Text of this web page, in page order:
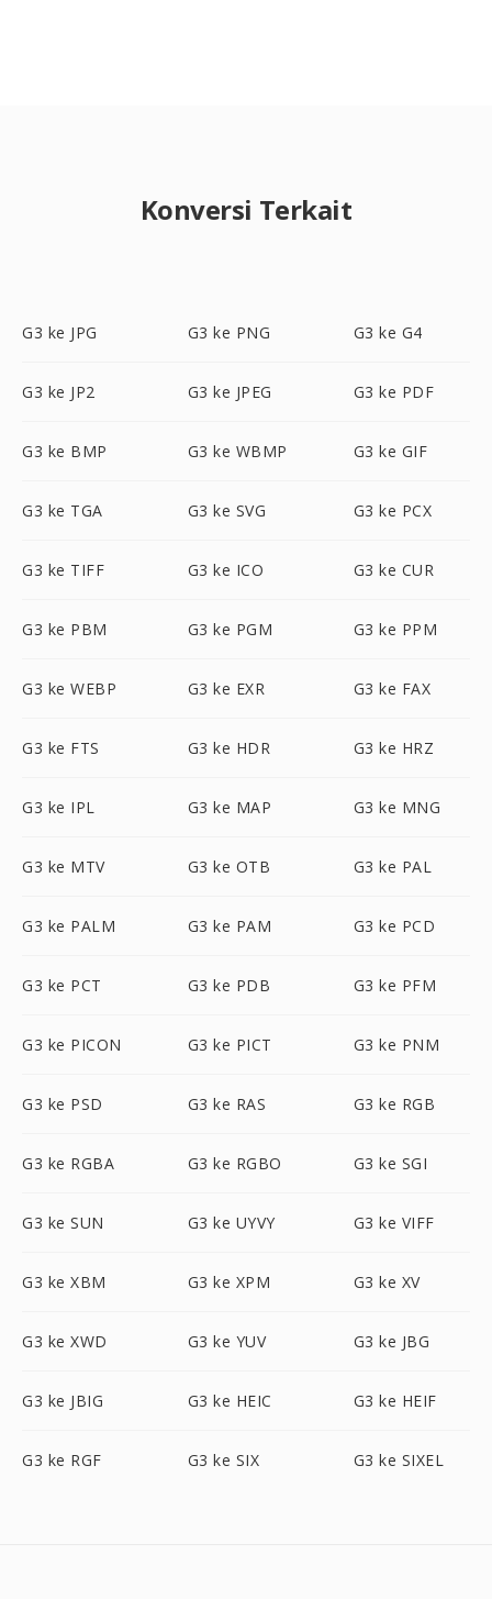
Konversi Terkait
G3 ke JPG G3 ke PNG G3 ke G4
G3 ke JP2 G3 ke JPEG G3 ke PDF
G3 ke BMP G3 ke WBMP G3 ke GIF
G3 ke TGA G3 ke SVG G3 ke PCX
G3 ke TIFF G3 ke ICO G3 ke CUR
G3 ke PBM G3 ke PGM G3 ke PPM
G3 ke WEBP G3 ke EXR G3 ke FAX
G3 ke FTS G3 ke HDR G3 ke HRZ
G3 ke IPL G3 ke MAP G3 ke MNG
G3 ke MTV G3 ke OTB G3 ke PAL
G3 ke PALM G3 ke PAM G3 ke PCD
G3 ke PCT G3 ke PDB G3 ke PFM
G3 ke PICON G3 ke PICT G3 ke PNM
G3 ke PSD G3 ke RAS G3 ke RGB
G3 ke RGBA G3 ke RGBO G3 ke SGI
G3 ke SUN G3 ke UYVY G3 ke VIFF
G3 ke XBM G3 ke XPM G3 ke XV
G3 ke XWD G3 ke YUV G3 ke JBG
G3 ke JBIG G3 ke HEIC G3 ke HEIF
G3 ke RGF G3 ke SIX G3 ke SIXEL